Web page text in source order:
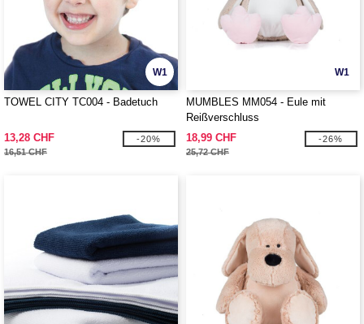
W1
TOWEL CITY TC004 - Badetuch
13,28 CHF
16,51 CHF
-20%
W1
MUMBLES MM054 - Eule mit
Reißverschluss
18,99 CHF
25,72 CHF
-26%